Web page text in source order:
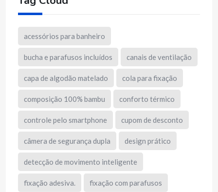
acessórios para banheiro
bucha e parafusos incluídos canais de ventilação
capa de algodão matelado cola para fixação
composição 100% bambu conforto térmico
controle pelo smartphone cupom de desconto
câmera de segurança dupla design prático
detecção de movimento inteligente
fixação adesiva. fixação com parafusos